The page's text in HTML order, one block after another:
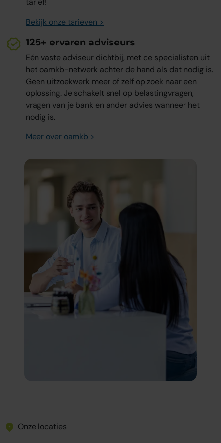
tarief!
Bekijk onze tarieven >
125+ ervaren adviseurs
Eén vaste adviseur dichtbij, met de specialisten uit
het oamkb-netwerk achter de hand als dat nodig is.
Geen uitzoekwerk meer of zelf op zoek naar een
oplossing. Je schakelt snel op belastingvragen,
vragen van je bank en ander advies wanneer het
nodig is.
Meer over oamkb >
Onze locaties